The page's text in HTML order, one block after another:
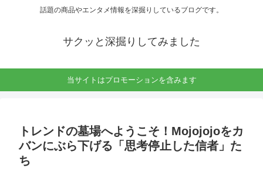
話題の商品やエンタメ情報を深掘りしているブログです。
サクッと深掘りしてみました
当サイトはプロモーションを含みます
トレンドの墓場へようこそ！Mojojojoをカ
バンにぶら下げる「思考停止した信者」た
ち